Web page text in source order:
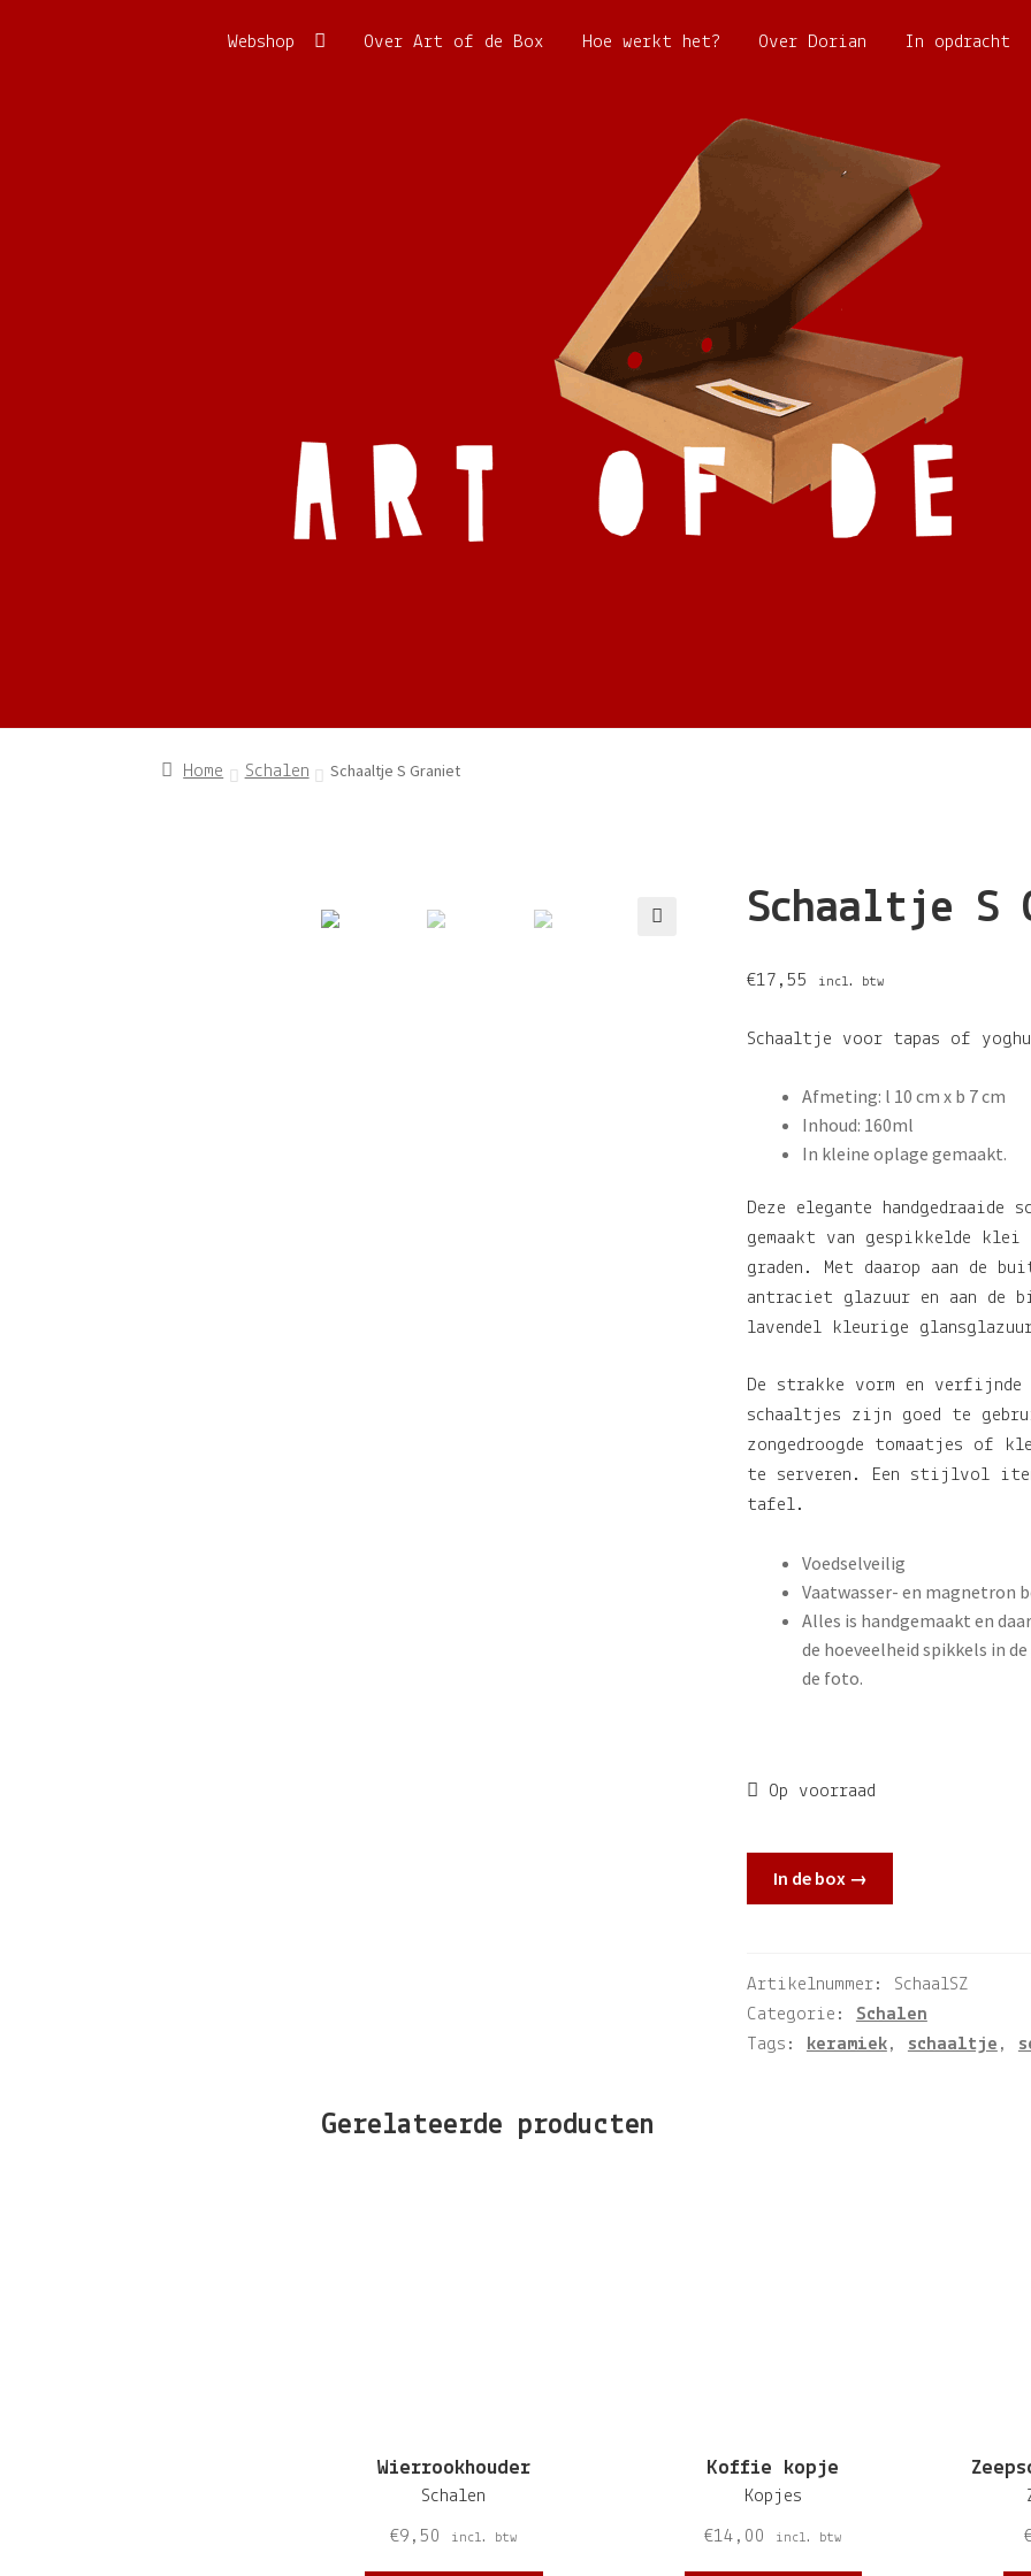
Webshop Over Art of de Box Hoe werkt het? Over Dorian In opdracht
Home Schalen Schaaltje S Graniet
Schaaltje S
€17,55 incl. btw
Schaaltje voor tapas of
Afmeting: l 10 cm x b 7 cm
Inhoud: 160ml
In kleine oplage gemaakt.
Deze elegante handgedraaide
gemaakt van gespikkelde klei
graden. Met daarop aan de
antraciet glazuur en aan de
lavendel kleurige
De strakke vorm en verfijnde
schaaltjes zijn goed te
zongedroogde tomaatjes of
te serveren. Een stijlvol
tafel.
Voedselveilig
Vaatwasser- en magnetron
Alles is handgemaakt en
de hoeveelheid spikkels in
de foto.
Op voorraad
In de box →
Artikelnummer: SchaalSZ
Categorie: Schalen
Tags:
keramiek, schaaltje ,
Gerelateerde producten
Wierrookhouder
Schalen
€9,50 incl. btw
Koffie kopje
Kopjes
€14,00 incl. btw